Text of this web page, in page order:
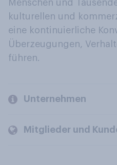
Menschen und
kulturellen und
eine kontinuierliche
Überzeugungen,
führen.
Unternehmen
Mitglieder und